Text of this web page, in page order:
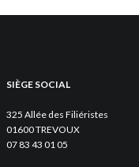
SIÈGE SOCIAL
325 Allée des Filiéristes
01600 TREVOUX
07 83 43 01 05